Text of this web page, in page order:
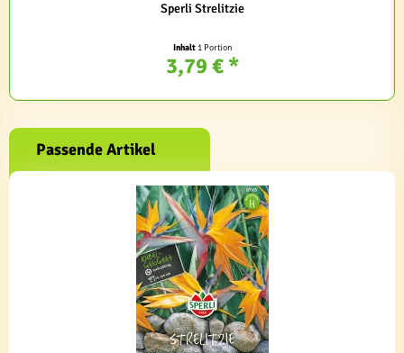
Sperli Strelitzie
Inhalt 1 Portion
3,79 € *
Passende Artikel